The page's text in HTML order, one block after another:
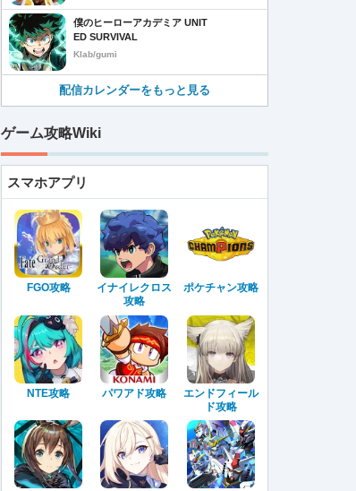
僕のヒーローアカデミア UNIT
ED SURVIVAL
Klab/gumi
配信カレンダーをもっと見る
ゲーム攻略Wiki
スマホアプリ
FGO攻略
イナイレクロス
攻略
ポケチャン攻略
NTE攻略 パワアド攻略
エンドフィール
ド攻略